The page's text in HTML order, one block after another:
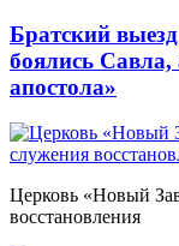
Братский
боялись
апостола»
Церковь «Новый
восстановления